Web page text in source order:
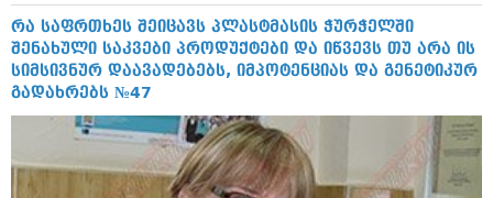
აპრილი 2013 (304)
მარტი 2013 (352)
თებერვალი 2013 (204)
იანვარი 2013 (334)
დეკემბერი 2012 (98)
ნოემბერი 2012 (295)
ოქტომბერი 2012 (350)
სექტემბერი 2012 (264)
აგვისტო 2012 (268)
რა საფრთხეს შეიცავს პლასტმასის ჭურჭელში
შენახული საკვები პროდუქტები და იწვევს თუ არა ის
სიმსივნურ დაავადებებს, იმპოტენციას და გენეტიკურ
გადახრებს №47